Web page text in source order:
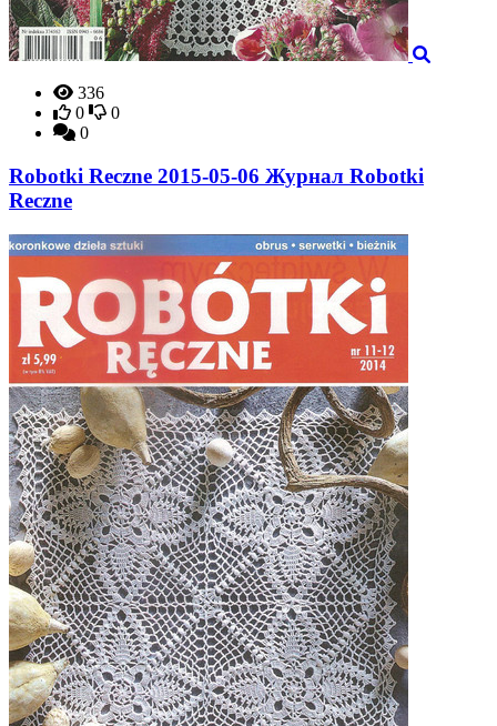
336
0
0
0
Robotki Reczne 2015-05-06 Журнал Robotki
Reczne